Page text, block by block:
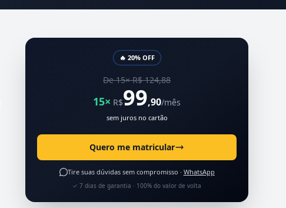
🔥 20% OFF
De 15× R$ 124,88
15× R$99,90/mês
sem juros no cartão
Quero me matricular
Tire suas dúvidas sem compromisso · WhatsApp
✓ 7 dias de garantia · 100% do valor de volta